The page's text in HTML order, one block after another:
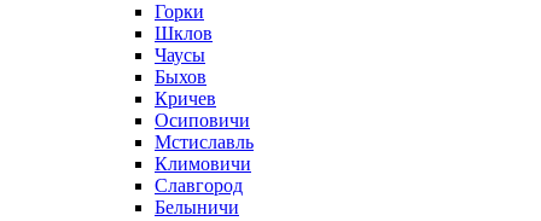
Горки
Шклов
Чаусы
Быхов
Кричев
Осиповичи
Мстиславль
Климовичи
Славгород
Белыничи